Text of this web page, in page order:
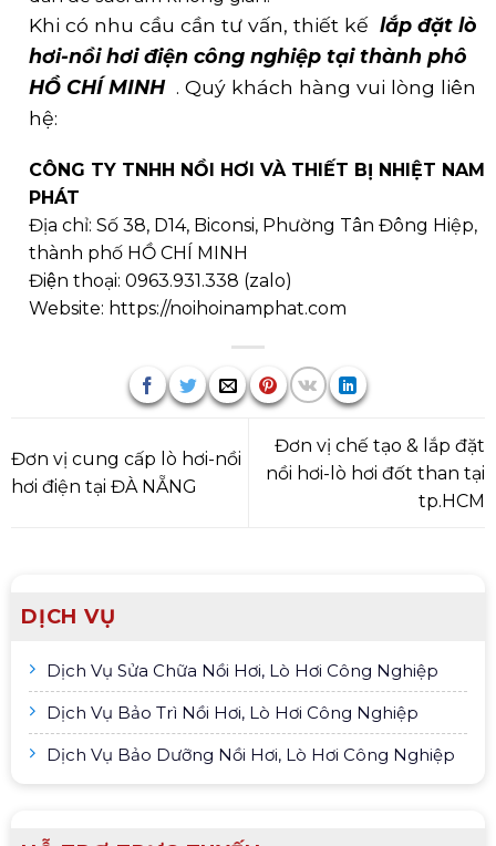
DỊCH VỤ
Dịch Vụ Sửa Chữa Nồi Hơi, Lò Hơi Công Nghiệp
Dịch Vụ Bảo Trì Nồi Hơi, Lò Hơi Công Nghiệp
Dịch Vụ Bảo Dưỡng Nồi Hơi, Lò Hơi Công Nghiệp
Khi có nhu cầu cần tư vấn, thiết kế lắp đặt lò
hơi-nồi hơi điện công nghiệp tại thành phô
HỒ CHÍ MINH . Quý khách hàng vui lòng liên
hệ:
CÔNG TY TNHH NỒI HƠI VÀ THIẾT BỊ NHIỆT NAM
PHÁT
Địa chỉ: Số 38, D14, Biconsi, Phường Tân Đông Hiệp,
thành phố HỒ CHÍ MINH
Điện thoại: 0963.931.338 (zalo)
Website: https://noihoinamphat.com
Đơn vị cung cấp lò hơi-nồi
hơi điện tại ĐÀ NẴNG
Đơn vị chế tạo & lắp đặt
nồi hơi-lò hơi đốt than tại
tp.HCM